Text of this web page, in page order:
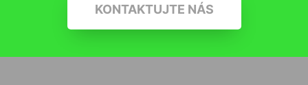
KONTAKTUJTE NÁS